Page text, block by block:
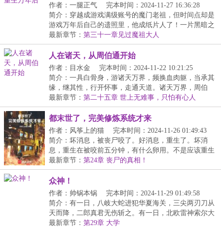
作者：一腿正气
完本时间：2024-11-27 16:36:28
简介：穿越成游戏满级账号的魔门老祖，但时间点却是
游戏万年后自己的遗照里，他成纸片人了！一片黑暗之
中...
最新章节： 第三十一章见过魔祖大人
人在诸天，从周伯通开始
作者：目水金
完本时间：2024-11-22 10:21:25
简介：一具白骨身，游诸天万界，频换血肉躯，当承其
缘，继其性，行开怀事，走通天道。诸天万界，周伯
通、...
最新章节： 第二十五章 世上无难事，只怕有心人
都末世了，完美修炼系统才来
作者：风筝上的猫
完本时间：2024-11-26 01:49:43
简介：坏消息，被丧尸咬了。好消息，重生了。坏消
息，重生在被咬前五分钟，有什么卵用。不是应该重生
在丧...
最新章节： 第24章 丧尸的真相！
众神！
作者：帅锅本锅
完本时间：2024-11-29 01:49:58
简介：有一日，八岐大蛇进犯华夏海关，三尖两刃刀从
天而降，二郎真君无伤斩之。有一日，北欧雷神索尔大
战...
最新章节： 第29章 大学